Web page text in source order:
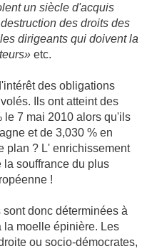
un siècle d'acquis
des droits des
dirigeants qui doivent la
etc.
des obligations
Ils ont atteint des
le 7 mai 2010 alors qu'ils
et de 3,030 % en
plan ? L' enrichissement
souffrance du plus
!
donc déterminées à
moelle épinière. Les
ou socio-démocrates,